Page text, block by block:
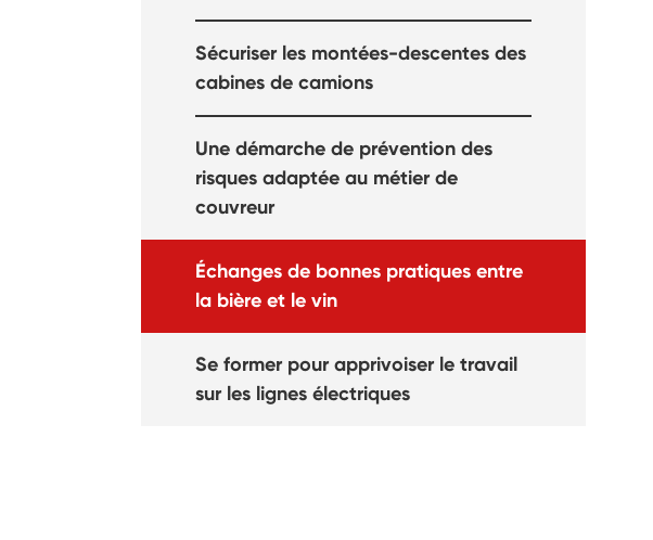
Sécuriser les montées-descentes des
cabines de camions
Une démarche de prévention des
risques adaptée au métier de
couvreur
Échanges de bonnes pratiques entre
la bière et le vin
Se former pour apprivoiser le travail
sur les lignes électriques